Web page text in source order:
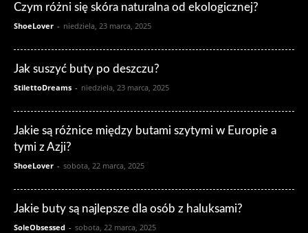
Czym różni się skóra naturalna od ekologicznej?
ShoeLover - niedziela, 23 marca, 2025
Jak suszyć buty po deszczu?
StilettoDreams - niedziela, 23 marca, 2025
Jakie są różnice między butami szytymi w Europie a
tymi z Azji?
ShoeLover - sobota, 22 marca, 2025
Jakie buty są najlepsze dla osób z haluksami?
SoleObsessed - sobota, 22 marca, 2025